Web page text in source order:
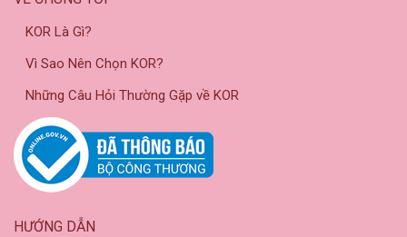
KOR Là Gì?
Vì Sao Nên Chọn KOR?
Những Câu Hỏi Thường Gặp về KOR
HƯỚNG DẪN